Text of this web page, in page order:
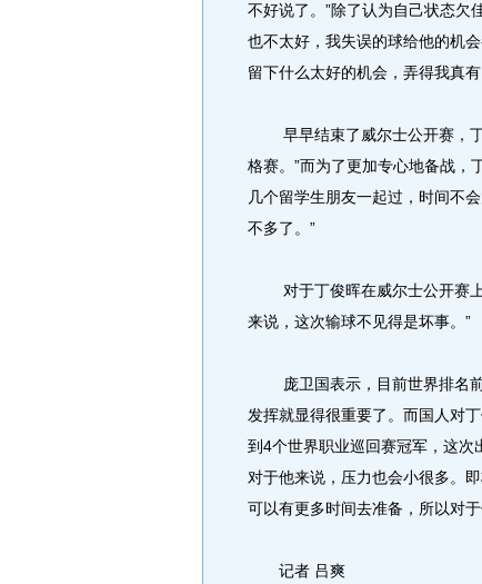
不好说了。”除了认为自己状态欠
也不太好，我失误的球给他的机
留下什么太好的机会，弄得我真
早早结束了威尔士公开赛，丁
格赛。”而为了更加专心地备战，
几个留学生朋友一起过，时间不
不多了。”
对于丁俊晖在威尔士公开赛上
来说，这次输球不见得是坏事。”
庞卫国表示，目前世界排名前
发挥就显得很重要了。而国人对
到4个世界职业巡回赛冠军，这
对于他来说，压力也会小很多。
可以有更多时间去准备，所以对
记者 吕爽